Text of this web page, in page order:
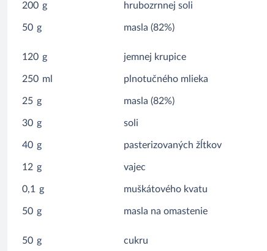
200 g hrubozrnnej soli
50 g masla (82%)
120 g jemnej krupice
250 ml plnotučného mlieka
25 g masla (82%)
30 g soli
40 g pasterizovaných žĺtkov
12 g vajec
0,1 g muškátového kvatu
50 g masla na omastenie
50 g cukru